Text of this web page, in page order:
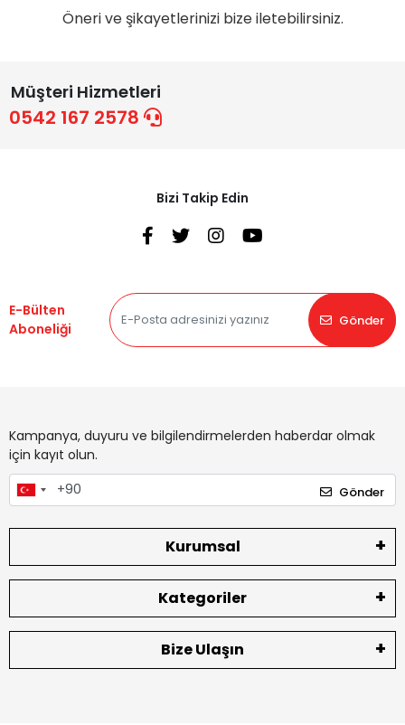
Öneri ve şikayetlerinizi bize iletebilirsiniz.
Müşteri Hizmetleri
0542 167 2578
Bizi Takip Edin
E-Bülten
Aboneliği
Gönder
Kampanya, duyuru ve bilgilendirmelerden haberdar olmak
için kayıt olun.
Gönder
Kurumsal
Kategoriler
Bize Ulaşın